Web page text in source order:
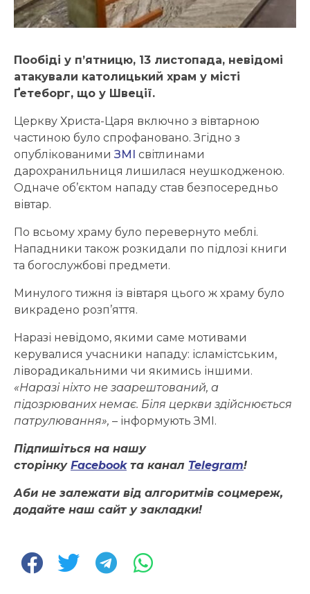
Пообіді у п’ятницю, 13 листопада, невідомі
атакували католицький храм у місті
Ґетеборг, що у Швеції.
Церкву Христа-Царя включно з вівтарною
частиною було спрофановано. Згідно з
опублікованими ЗМІ світлинами
дарохранильниця лишилася неушкодженою.
Одначе об’єктом нападу став безпосередньо
вівтар.
По всьому храму було перевернуто меблі.
Нападники також розкидали по підлозі книги
та богослужбові предмети.
Минулого тижня із вівтаря цього ж храму було
викрадено розп’яття.
Наразі невідомо, якими саме мотивами
керувалися учасники нападу: ісламістським,
ліворадикальними чи якимись іншими.
«Наразі ніхто не заарештований, а
підозрюваних немає. Біля церкви здійснюється
патрулювання», – інформують ЗМІ.
Підпишіться на нашу
сторінку Facebookта канал Telegram!
Аби не залежати від алгоритмів соцмереж,
додайте наш сайт у закладки!